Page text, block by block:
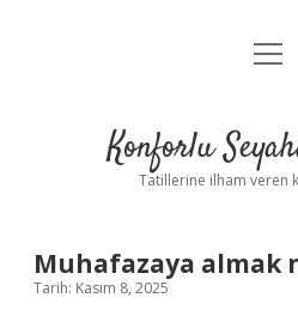
Anasayfa
Yasal
Konforlu
Tatillerine ilham veren
Muhafazaya almak
Tarih: Kasım 8, 2025